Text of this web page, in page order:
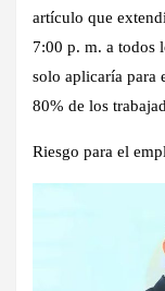
artículo que
7:00 p. m. a todos
solo aplicaría para
80% de los
Riesgo para el